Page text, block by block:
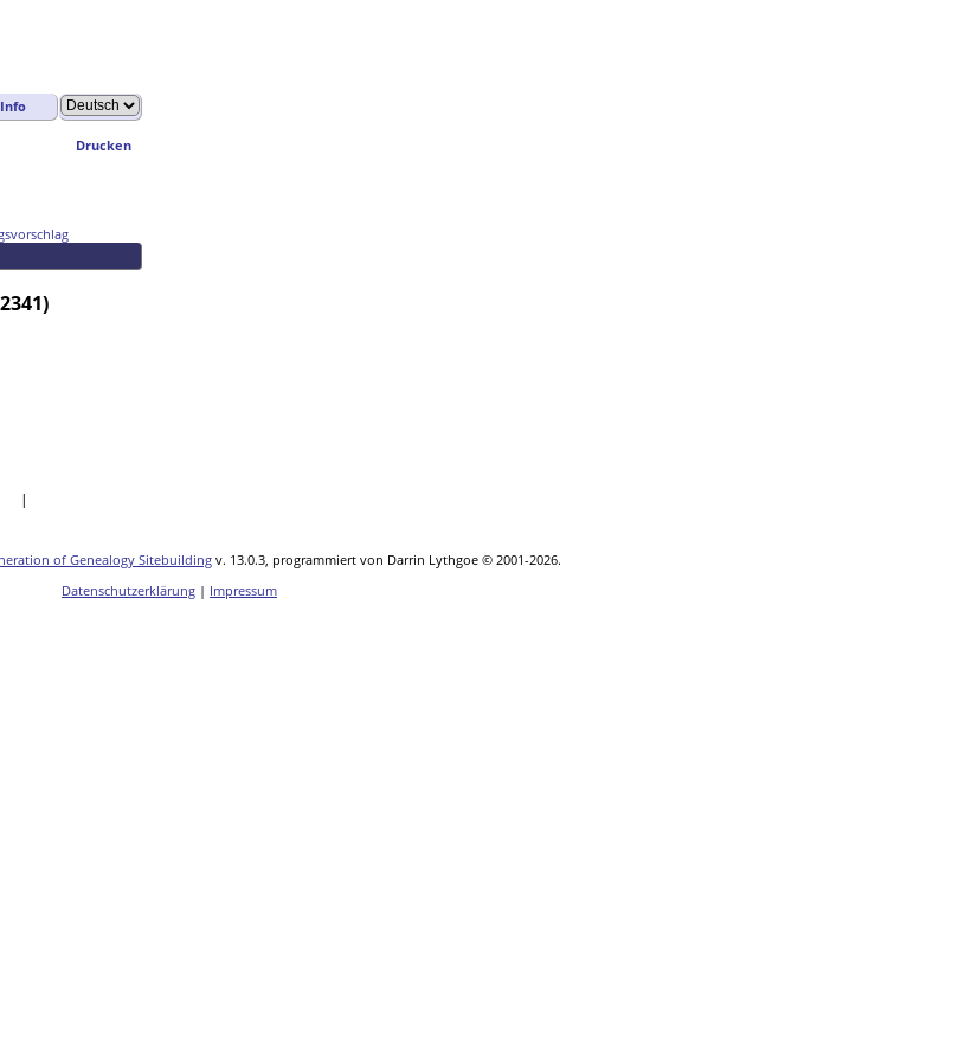
Info
Drucken
|
of Genealogy Sitebuildingv. 13.0.3, programmiert von Darrin Lythgoe © 2001-2026.
Datenschutzerklärung | Impressum